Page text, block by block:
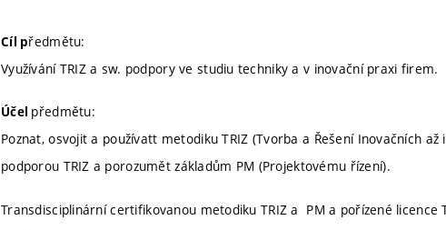
Cíl předmětu:
Využívání TRIZ a sw. podpory ve studiu techniky a v inovační praxi firem.
Účel předmětu:
Poznat, osvojit a používatt metodiku TRIZ (Tvorba a Řešení Inovačních
podporou TRIZ a porozumět základům PM (Projektovému řízení).
Transdisciplinární certifikovanou metodiku TRIZ a PM a pořízené licence